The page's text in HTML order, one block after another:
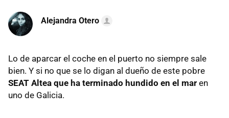
Alejandra Otero
Lo de aparcar el coche en el puerto no siempre sale
bien. Y si no que se lo digan al dueño de este pobre
SEAT Altea que ha terminado hundido en el mar en
uno de Galicia.